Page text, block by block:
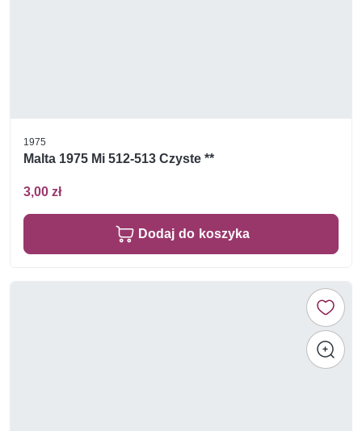
1975
Malta 1975 Mi 512-513 Czyste **
3,00 zł
Dodaj do koszyka